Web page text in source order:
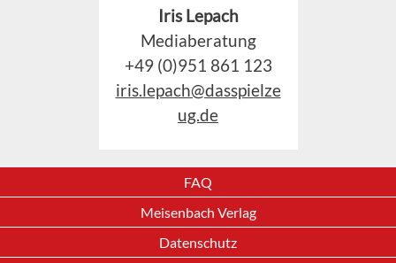
Iris Lepach
Mediaberatung
+49 (0)951 861 123
iris.lepach@dasspielze
ug.de
FAQ
Meisenbach Verlag
Datenschutz